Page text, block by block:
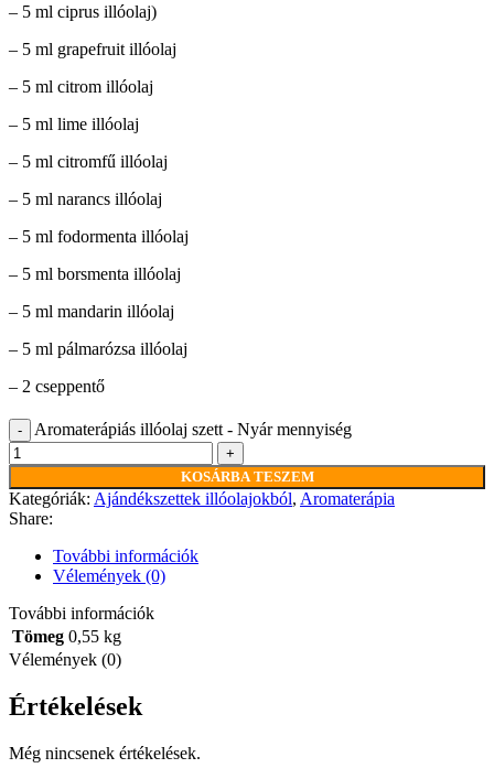
– 5 ml ciprus illóolaj)
– 5 ml grapefruit illóolaj
– 5 ml citrom illóolaj
– 5 ml lime illóolaj
– 5 ml citromfű illóolaj
– 5 ml narancs illóolaj
– 5 ml fodormenta illóolaj
– 5 ml borsmenta illóolaj
– 5 ml mandarin illóolaj
– 5 ml pálmarózsa illóolaj
– 2 cseppentő
Aromaterápiás illóolaj szett - Nyár mennyiség
KOSÁRBA TESZEM
Kategóriák: Ajándékszettek illóolajokból, Aromaterápia
Share:
További információk
Vélemények (0)
További információk
Tömeg 0,55 kg
Vélemények (0)
Értékelések
Még nincsenek értékelések.